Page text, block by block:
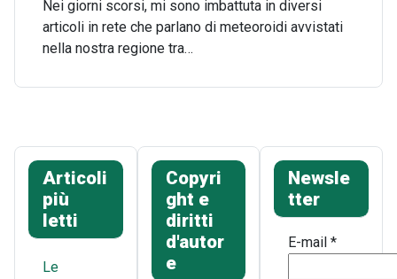
Nei giorni scorsi, mi sono imbattuta in diversi
articoli in rete che parlano di meteoroidi avvistati
nella nostra regione tra…
Articoli
più
letti
Le
Copyri
ght e
diritti
d'autor
e
Newsle
tter
E-mail*